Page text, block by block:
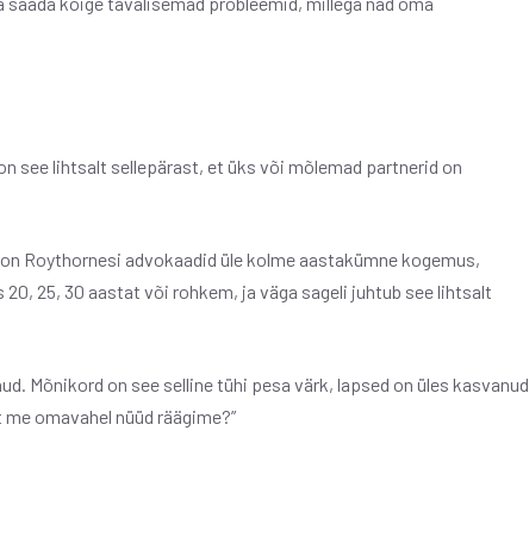
see lihtsalt sellepärast, et üks või mõlemad partnerid on
Roythornesi advokaadid üle kolme aastakümne kogemus,
20, 25, 30 aastat või rohkem, ja väga sageli juhtub see lihtsalt
Mõnikord on see selline tühi pesa värk, lapsed on üles kasvanud
omavahel nüüd räägime?”